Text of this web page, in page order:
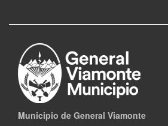
Municipio de General Viamonte